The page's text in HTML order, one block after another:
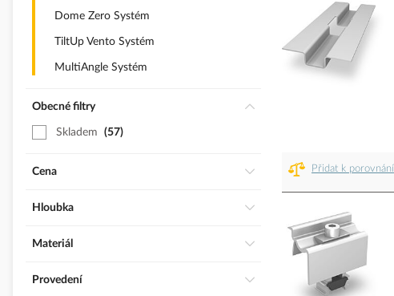
Přidat k porovnání
Dome Zero Systém
TiltUp Vento Systém
MultiAngle Systém
Obecné filtry
Skladem 57
Cena
Hloubka
Materiál
Provedení